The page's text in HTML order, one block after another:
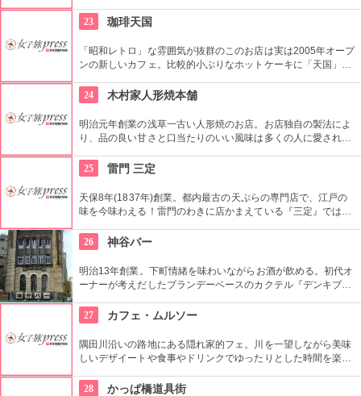
く美味しく頂ける上に健康と美容にも良い。
23 珈琲天国
「昭和レトロ」な雰囲気が抜群のこのお店は実は2005年オープ
ンの新しいカフェ。比較的小ぶりなホットケーキに「天国」の
ここへ。
24 木村家人形焼本舗
明治元年創業の浅草一古い人形焼のお店。お店独自の製法によ
り、品の良い甘さと口当たりのいい風味は多くの人に愛されて
ンコの入っていないタイプもあり。ハトのマークを目印に探し
て。
25 雷門 三定
天保8年(1837年)創業。都内最古の天ぷらの専門店で、江戸の
味を今味わえる！雷門のわきに店かまえている『三定』では特
26
神谷バー
明治13年創業。下町情緒を味わいながらお酒が飲める。初代オ
ーナーが考えだしたブランデーベースのカクテル『デンキブラ
がいい。浅草を観光した際には是非立ち寄りたい。
27 カフェ・ムルソー
隅田川沿いの路地にある隠れ家的フェ。川を一望しながら美味
しいデザイートや食事やドリンクでゆったりとした時間を楽し
28
かっぱ橋道具街